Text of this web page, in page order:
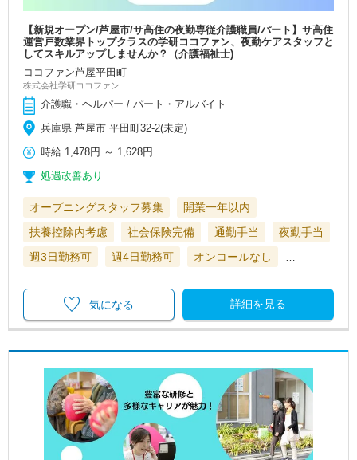
【新規オープン/芦屋市/サ高住の夜勤専従介護職員/パート】サ高住
運営戸数業界トップクラスの学研ココファン、夜勤ケアスタッフと
してスキルアップしませんか？（介護福祉士)
ココファン芦屋平田町
株式会社学研ココファン
介護職・ヘルパー / パート・アルバイト
兵庫県 芦屋市 平田町32-2(未定)
時給 1,478円 ～ 1,628円
処遇改善あり
オープニングスタッフ募集
開業一年以内
扶養控除内考慮
社会保険完備 通勤手当
夜勤手当
週3日勤務可
週4日勤務可 オンコールなし …
詳細を見る
気になる